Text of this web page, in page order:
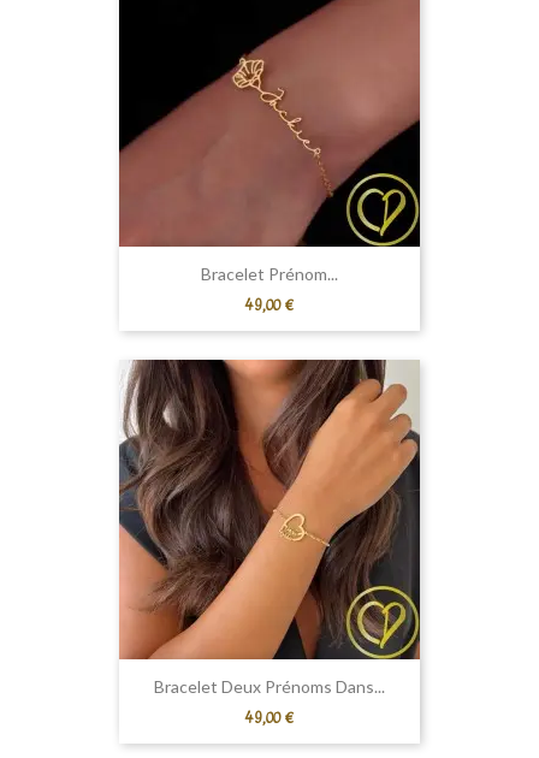
Bracelet Prénom...
Prix
49,00 €
Bracelet Deux Prénoms Dans...
Prix
49,00 €